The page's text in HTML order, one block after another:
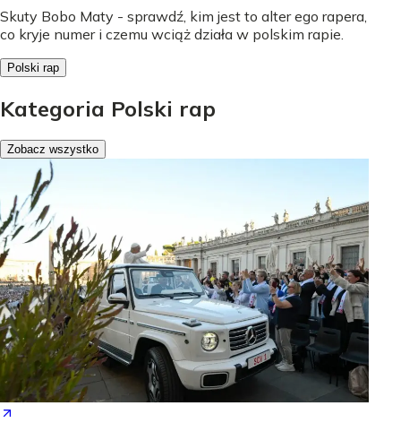
Skuty Bobo Maty - sprawdź, kim jest to alter ego rapera,
co kryje numer i czemu wciąż działa w polskim rapie.
Polski rap
Kategoria Polski rap
Zobacz wszystko